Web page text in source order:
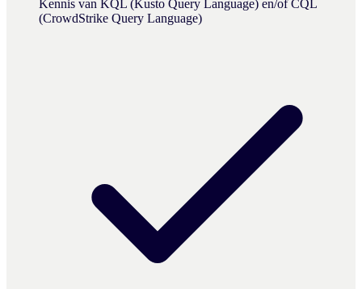
Kennis van KQL (Kusto Query Language) en/of CQL
(CrowdStrike Query Language)